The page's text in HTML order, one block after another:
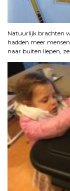
Natuurlijk brachten
hadden meer
naar buiten liepen,